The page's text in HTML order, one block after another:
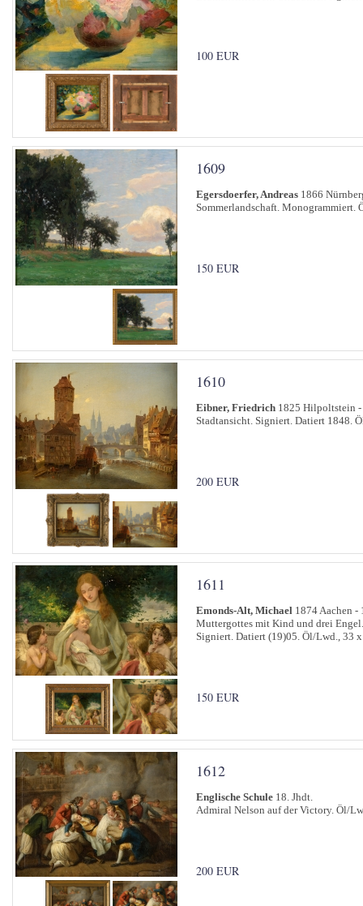
100 EUR
1609
Egersdoerfer, Andreas 1866
Sommerlandschaft. Monogrammiert.
150 EUR
1610
Eibner, Friedrich 1825 Hilpoltstein
Stadtansicht. Signiert. Datiert 1848.
200 EUR
1611
Emonds-Alt, Michael 1874 Aachen -
Muttergottes mit Kind und drei Engel.
Signiert. Datiert (19)05. Öl/Lwd., 33
150 EUR
1612
Englische Schule 18. Jhdt.
Admiral Nelson auf der Victory. Öl/
200 EUR